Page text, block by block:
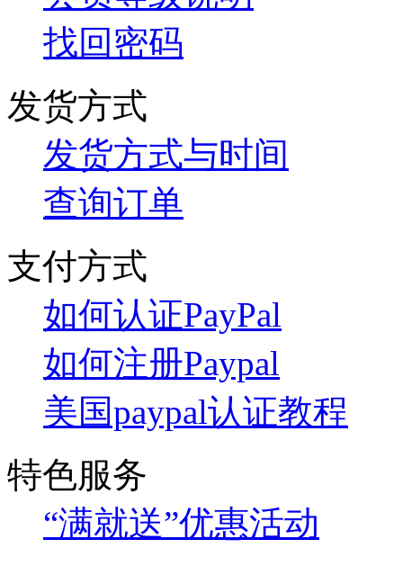
找回密码
发货方式
发货方式与时间
查询订单
支付方式
如何认证PayPal
如何注册Paypal
美国paypal认证教程
特色服务
“满就送”优惠活动